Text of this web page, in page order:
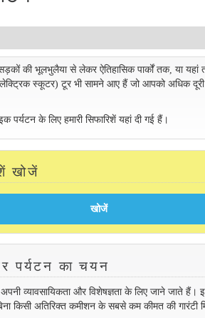
की भूलभुलैया से लेकर ऐतिहासिक पार्कों तक, या यहां
स्कूटर) टूर भी सामने आए हैं जो आपको अधिक
के लिए हमारी सिफारिशें यहां दी गई हैं।
खोजें
पर्यटन का चयन
अपनी व्यावसायिकता और विशेषज्ञता के लिए जाने जाते हैं।
किसी अतिरिक्त कमीशन के सबसे कम कीमत की गारंटी